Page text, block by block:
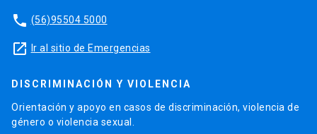
phone (56)95504 5000
launch Ir al sitio de Emergencias
DISCRIMINACIÓN Y VIOLENCIA
Orientación y apoyo en casos de discriminación, violencia de
género o violencia sexual.